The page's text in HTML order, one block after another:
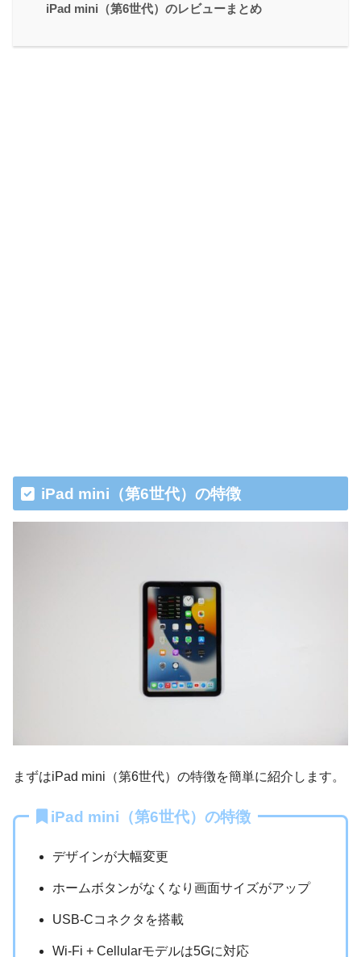
iPad mini（第6世代）のレビューまとめ
iPad mini（第6世代）の特徴
まずはiPad mini（第6世代）の特徴を簡単に紹介します。
iPad mini（第6世代）の特徴
デザインが大幅変更
ホームボタンがなくなり画面サイズがアップ
USB-Cコネクタを搭載
Wi-Fi + Cellularモデルは5Gに対応